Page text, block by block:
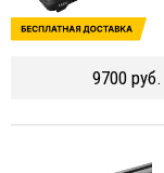
9700 руб.